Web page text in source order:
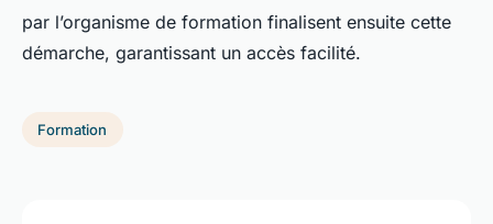
par l’organisme de formation finalisent ensuite cette
démarche, garantissant un accès facilité.
Formation